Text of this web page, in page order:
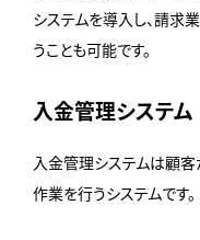
システムを導入し、請求
うことも可能です。
入金管理システム
入金管理システムは顧
作業を行うシステムです。